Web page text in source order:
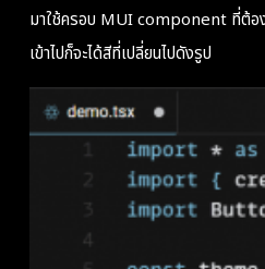
มาใช้ครอบ MUI component ที่ต้
เข้าไปก็จะได้สีที่เปลี่ยนไปดังรูป